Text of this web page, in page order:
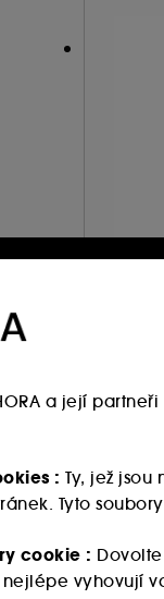
a její
: Ty, jež
Tyto
cookie :
nejlépe vyhovují